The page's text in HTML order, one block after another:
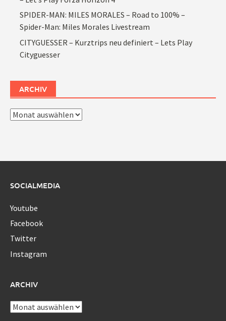
SPIDER-MAN: MILES MORALES – Road to 100% –
Spider-Man: Miles Morales Livestream
CITYGUESSER – Kurztrips neu definiert – Lets Play
Cityguesser
ARCHIV
Archiv
SOCIALMEDIA
Youtube
Facebook
Twitter
Instagram
ARCHIV
Archiv